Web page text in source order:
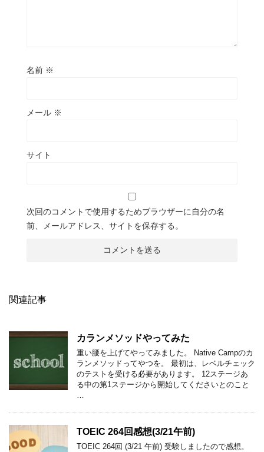
名前 ※
メール ※
サイト
次回のコメントで使用するためブラウザーに自分の名
前、メールアドレス、サイトを保存する。
関連記事
カランメソッドやってみた
重い腰を上げてやってみました。 Native Campのカ
ランメソッドってやつを。 最初は、レベルチェック
のテストを受ける必要があります。 12ステージあ
る中の第1ステージから開始してくださいとのこと
…
TOEIC 264回感想(3/21午前)
TOEIC 264回 (3/21 午前) 受験しましたので感想。